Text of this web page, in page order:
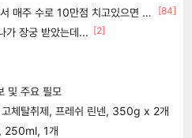
주 수로 10만점 치고있으면 ㅋㅋ
[84]
가 장궁 받았는데... [2]
및 주요 필모
고체탈취제, 프레쉬 린넨, 350g x 2개
, 250ml, 1개